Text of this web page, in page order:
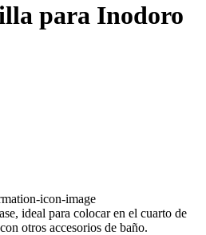
para Inodoro
ideal para colocar en el cuarto de
otros accesorios de baño.